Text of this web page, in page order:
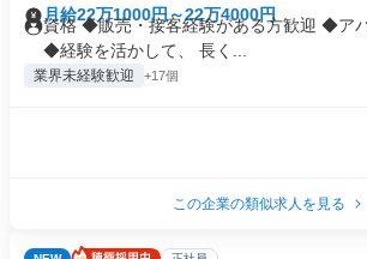
月給22万1000円～22万4000円
資格 ◆販売・接客経験がある方歓迎 ◆ア
◆経験を活かして、 長く...
業界未経験歓迎 +17個
この企業の類似求人を見る